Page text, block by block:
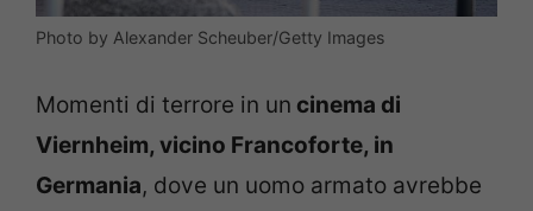
Photo by Alexander Scheuber/Getty Images
Momenti di terrore in un cinema di
Viernheim, vicino Francoforte, in
Germania, dove un uomo armato avrebbe